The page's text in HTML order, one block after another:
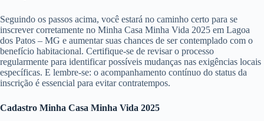
Seguindo os passos acima, você estará no caminho certo para se
inscrever corretamente no Minha Casa Minha Vida 2025 em Lagoa
dos Patos – MG e aumentar suas chances de ser contemplado com o
benefício habitacional. Certifique-se de revisar o processo
regularmente para identificar possíveis mudanças nas exigências locais
específicas. E lembre-se: o acompanhamento contínuo do status da
inscrição é essencial para evitar contratempos.
Cadastro Minha Casa Minha Vida 2025